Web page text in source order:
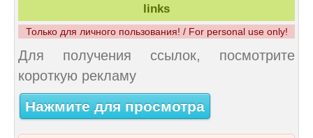
links
Только для личного пользования! / For personal use only!
Для получения ссылок, посмотрите
короткую рекламу
Нажмите для просмотра